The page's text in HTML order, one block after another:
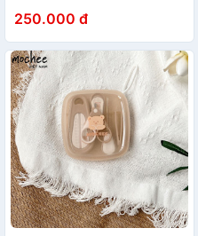
250.000 đ